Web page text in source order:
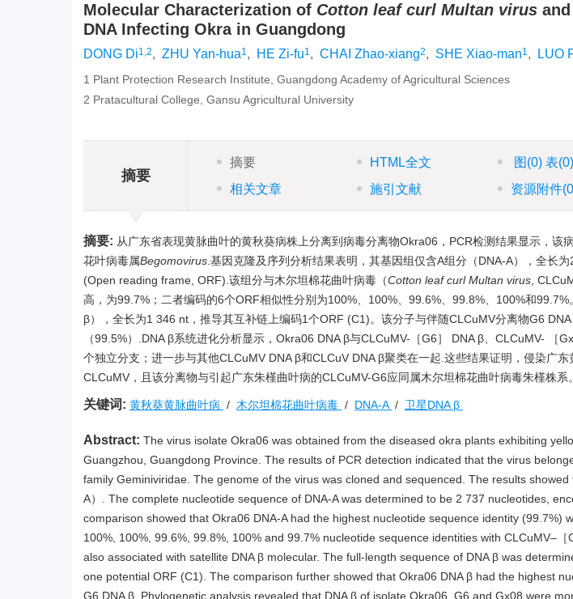
Molecular Characterization of Cotton leaf curl Multan virus
DNA Infecting Okra in Guangdong
DONG Di1,2, ZHU Yan-hua1, HE Zi-fu1, CHAI Zhao-xiang2, SHE Xiao-man1, LUO
1 Plant Protection Research Institute, Guangdong Academy of Agricultural Sciences
2 Pratacultural College, Gansu Agricultural University
摘要
摘要 HTML全文 图 (0)表(0)
相关文章
施引文献 资源附件
摘要: 从广东省表现黄脉曲叶的黄秋葵病株上分离到病毒分离物Okra06，PCR检测结果显示，该
花叶病毒属Begomovirus .基因克隆及序列分析结果表明，其基因组仅含A组分（DNA-A），全长
(Open reading frame, ORF).该组分与木尔坦棉花曲叶病毒（Cotton leaf curl Multan virus ,
高，为99.7%；二者编码的6个ORF相似性分别为100%、100%、99.6%、99.8%、100%和
β），全长为1 346 nt，推导其互补链上编码1个ORF (C1)。该分子与伴随CLCuMV分离物G6
（99.5%）.DNA β系统进化分析显示，Okra06 DNA β与CLCuMV-［G6］ DNA β、CLCuMV- ［
个独立分支；进一步与其他CLCuMV DNA β和CLCuV DNA β聚类在一起.这些结果证明，侵染广
CLCuMV，且该分离物与引起广东朱槿曲叶病的CLCuMV-G6应同属木尔坦棉花曲叶病毒朱槿株系。
关键词: 黄秋葵黄脉曲叶病 / 木尔坦棉花曲叶病毒 / DNA-A / 卫星DNA β
Abstract: The virus isolate Okra06 was obtained from the diseased okra plants exhibiting
Guangzhou, Guangdong Province. The results of PCR detection indicated that the virus
family Geminiviridae. The genome of the virus was cloned and sequenced. The results showed
A）. The complete nucleotide sequence of DNA-A was determined to be 2 737 nucleotides,
comparison showed that Okra06 DNA-A had the highest nucleotide sequence identity (99.7%)
100%, 100%, 99.6%, 99.8%, 100% and 99.7% nucleotide sequence identities with CLCuMV–
also associated with satellite DNA β molecular. The full-length sequence of DNA β was
one potential ORF (C1). The comparison further showed that Okra06 DNA β had the highest
G6 DNA β. Phylogenetic analysis revealed that DNA β of isolate Okra06, G6 and Gx08 were